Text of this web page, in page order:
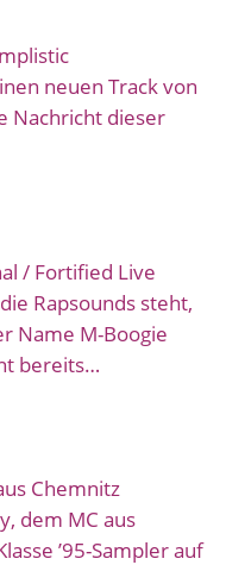
neuen Track von
Nachricht dieser
/ Fortified Live
Rapsounds steht,
Name M-Boogie
bereits…
Chemnitz
dem MC aus
’95-Sampler auf